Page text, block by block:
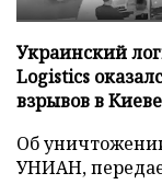
Украинский
Logistics
взрывов в
Об
УНИАН,